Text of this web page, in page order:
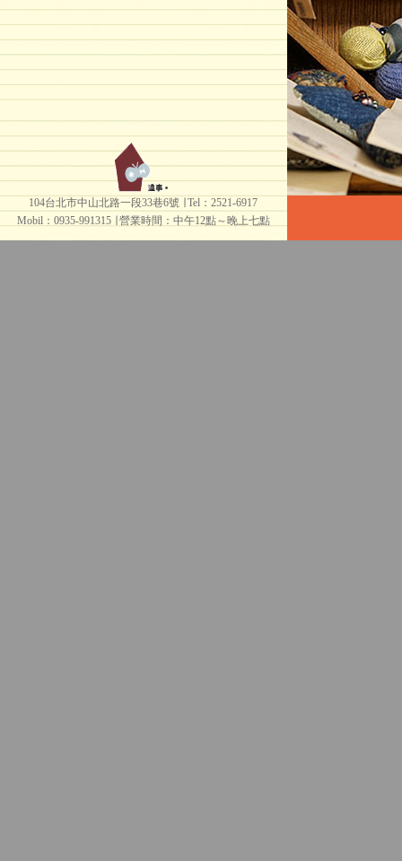
104台北市中山北路一段33巷6號 ∣ Tel：2521-6917
Mobil：0935-991315 ∣
營業時間：中午12點～晚上七點